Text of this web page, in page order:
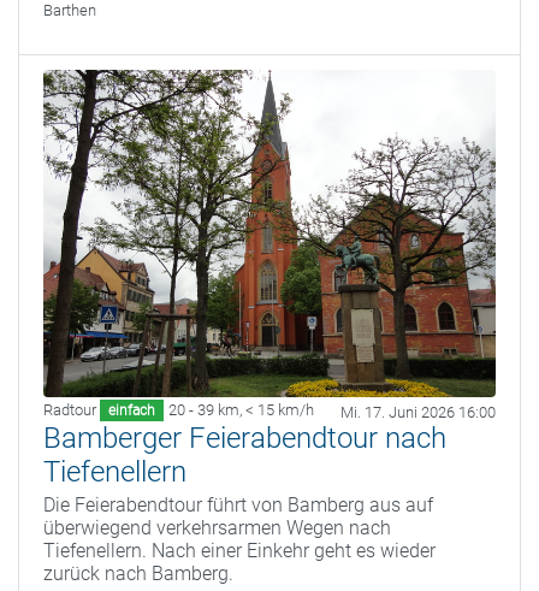
Barthen
Radtour einfach 20 - 39 km, < 15 km/h Mi. 17. Juni 2026 16:00
Bamberger Feierabendtour nach
Tiefenellern
Die Feierabendtour führt von Bamberg aus auf
überwiegend verkehrsarmen Wegen nach
Tiefenellern. Nach einer Einkehr geht es wieder
zurück nach Bamberg.